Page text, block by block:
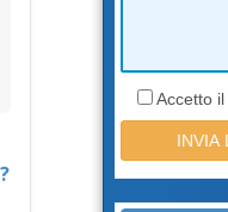
Accetto il